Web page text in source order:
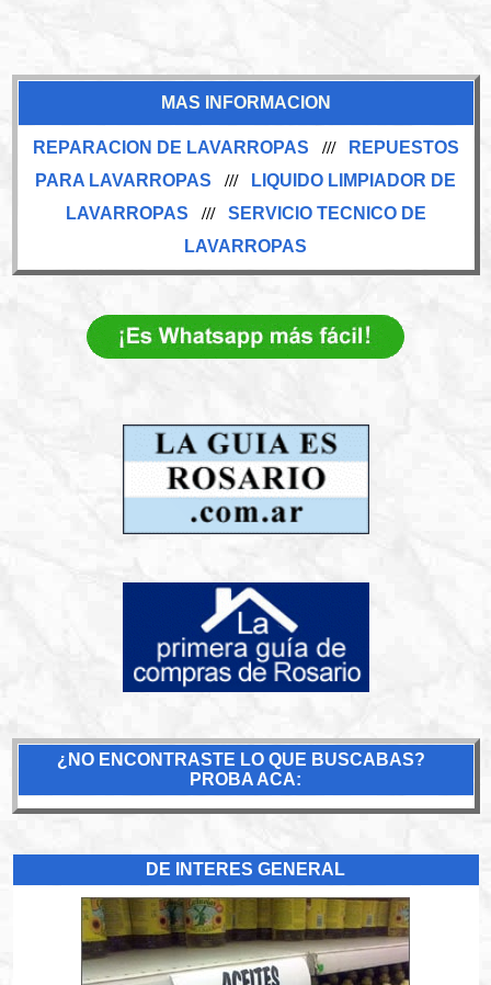
MAS INFORMACION
REPARACION DE LAVARROPAS ///
REPUESTOS
PARA LAVARROPAS ///
LIQUIDO LIMPIADOR DE
LAVARROPAS /// SERVICIO TECNICO DE
LAVARROPAS
¿NO ENCONTRASTE LO QUE BUSCABAS?
PROBA ACA:
DE INTERES GENERAL